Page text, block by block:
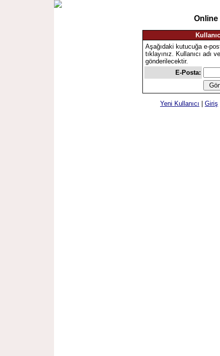
Online
Aşağıdaki kutucuğa e-
tıklayınız. Kullanıcı adı
gönderilecektir.
E-Posta:
Yeni Kullanıcı | Giriş